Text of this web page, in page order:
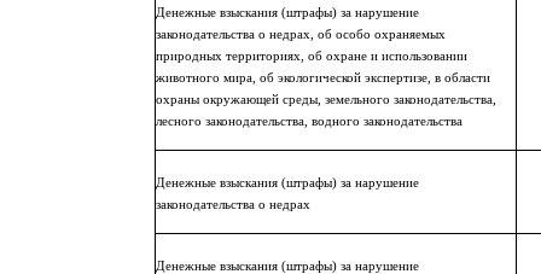
Денежные взыскания (штрафы) за нарушение
законодательства о недрах, об особо охраняемых
природных территориях, об охране и использовании
животного мира, об экологической экспертизе, в области
охраны окружающей среды, земельного законодательства,
лесного законодательства, водного законодательства
Денежные взыскания (штрафы) за нарушение
законодательства о недрах
Денежные взыскания (штрафы) за нарушение